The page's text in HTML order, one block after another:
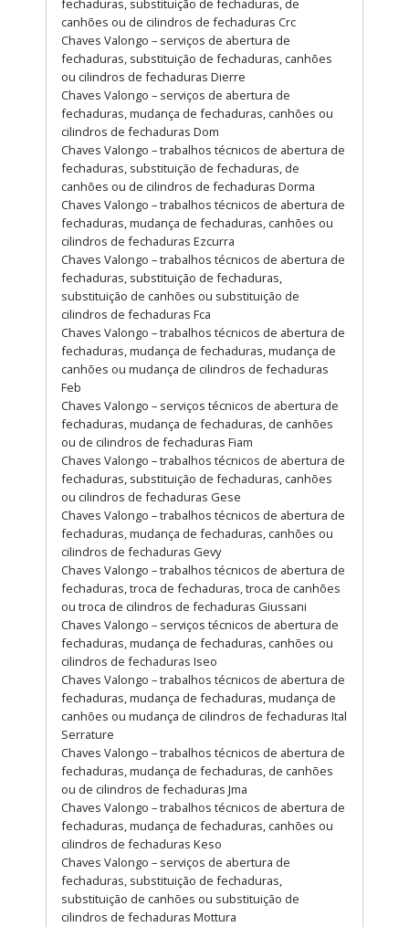
fechaduras, substituição de fechaduras, de
canhões ou de cilindros de fechaduras Crc
Chaves Valongo – serviços de abertura de
fechaduras, substituição de fechaduras, canhões
ou cilindros de fechaduras Dierre
Chaves Valongo – serviços de abertura de
fechaduras, mudança de fechaduras, canhões ou
cilindros de fechaduras Dom
Chaves Valongo – trabalhos técnicos de abertura de
fechaduras, substituição de fechaduras, de
canhões ou de cilindros de fechaduras Dorma
Chaves Valongo – trabalhos técnicos de abertura de
fechaduras, mudança de fechaduras, canhões ou
cilindros de fechaduras Ezcurra
Chaves Valongo – trabalhos técnicos de abertura de
fechaduras, substituição de fechaduras,
substituição de canhões ou substituição de
cilindros de fechaduras Fca
Chaves Valongo – trabalhos técnicos de abertura de
fechaduras, mudança de fechaduras, mudança de
canhões ou mudança de cilindros de fechaduras
Feb
Chaves Valongo – serviços técnicos de abertura de
fechaduras, mudança de fechaduras, de canhões
ou de cilindros de fechaduras Fiam
Chaves Valongo – trabalhos técnicos de abertura de
fechaduras, substituição de fechaduras, canhões
ou cilindros de fechaduras Gese
Chaves Valongo – trabalhos técnicos de abertura de
fechaduras, mudança de fechaduras, canhões ou
cilindros de fechaduras Gevy
Chaves Valongo – trabalhos técnicos de abertura de
fechaduras, troca de fechaduras, troca de canhões
ou troca de cilindros de fechaduras Giussani
Chaves Valongo – serviços técnicos de abertura de
fechaduras, mudança de fechaduras, canhões ou
cilindros de fechaduras Iseo
Chaves Valongo – trabalhos técnicos de abertura de
fechaduras, mudança de fechaduras, mudança de
canhões ou mudança de cilindros de fechaduras Ital
Serrature
Chaves Valongo – trabalhos técnicos de abertura de
fechaduras, mudança de fechaduras, de canhões
ou de cilindros de fechaduras Jma
Chaves Valongo – trabalhos técnicos de abertura de
fechaduras, mudança de fechaduras, canhões ou
cilindros de fechaduras Keso
Chaves Valongo – serviços de abertura de
fechaduras, substituição de fechaduras,
substituição de canhões ou substituição de
cilindros de fechaduras Mottura